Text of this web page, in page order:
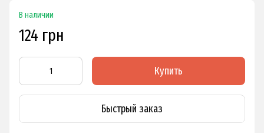
В наличии
124 грн
Купить
Быстрый заказ